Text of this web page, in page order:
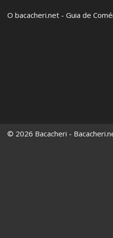
O bacacheri.net - Guia de
© 2026 Bacacheri -